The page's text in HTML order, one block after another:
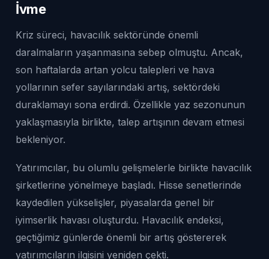
İvme
Kriz süreci, havacılık sektöründe önemli
daralmaların yaşanmasına sebep olmuştu. Ancak,
son haftalarda artan yolcu talepleri ve hava
yollarının sefer sayılarındaki artış, sektördeki
duraklamayı sona erdirdi. Özellikle yaz sezonunun
yaklaşmasıyla birlikte, talep artışının devam etmesi
bekleniyor.
Yatırımcılar, bu olumlu gelişmelerle birlikte havacılık
şirketlerine yönelmeye başladı. Hisse senetlerinde
kaydedilen yükselişler, piyasalarda genel bir
iyimserlik havası oluşturdu. Havacılık endeksi,
geçtiğimiz günlerde önemli bir artış göstererek
yatırımcıların ilgisini yeniden çekti.